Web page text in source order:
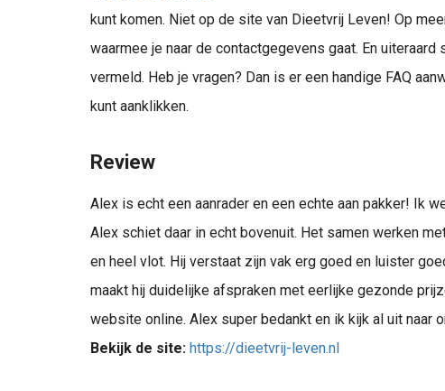
kunt komen. Niet op de site van Dieetvrij Leven! Op
waarmee je naar de contactgegevens gaat. En
vermeld. Heb je vragen? Dan is er een handige FAQ
kunt aanklikken.
Review
Alex is echt een aanrader en een echte aan pakker! Ik
Alex schiet daar in echt bovenuit. Het samen werken
en heel vlot. Hij verstaat zijn vak erg goed en luister
maakt hij duidelijke afspraken met eerlijke gezonde
website online. Alex super bedankt en ik kijk al uit naar
Bekijk de site: https://dieetvrij-leven.nl